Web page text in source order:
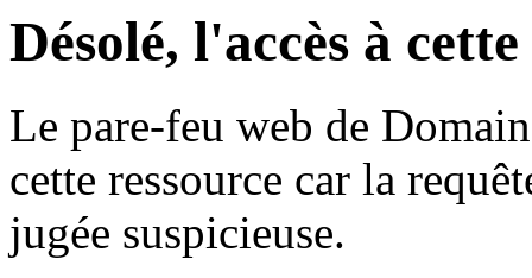
Désolé, l'accès à
Le pare-feu web de
cette ressource car la
jugée suspicieuse.